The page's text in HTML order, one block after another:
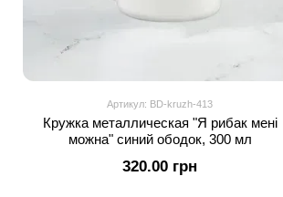
Артикул: BD-kruzh-413
Кружка металлическая "Я рибак мені
можна" синий ободок, 300 мл
320.00 грн